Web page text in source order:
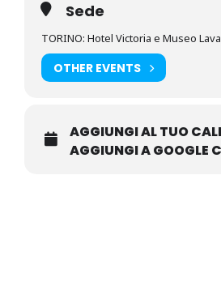
Sede
TORINO: Hotel Victoria e Museo
OTHER EVENTS
AGGIUNGI AL TUO
AGGIUNGI A GOOGLE